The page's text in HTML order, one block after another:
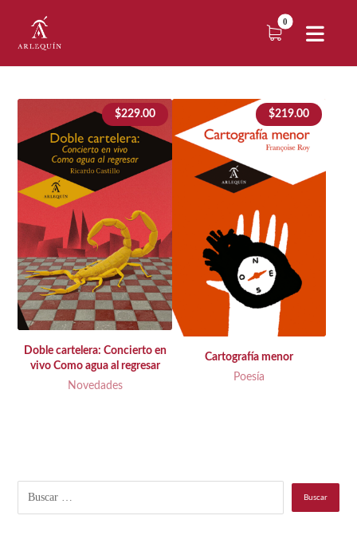
Doble cartelera: Concierto en
vivo Como agua al regresar
Novedades
$229.00
Cartografía menor
Poesía
$219.00